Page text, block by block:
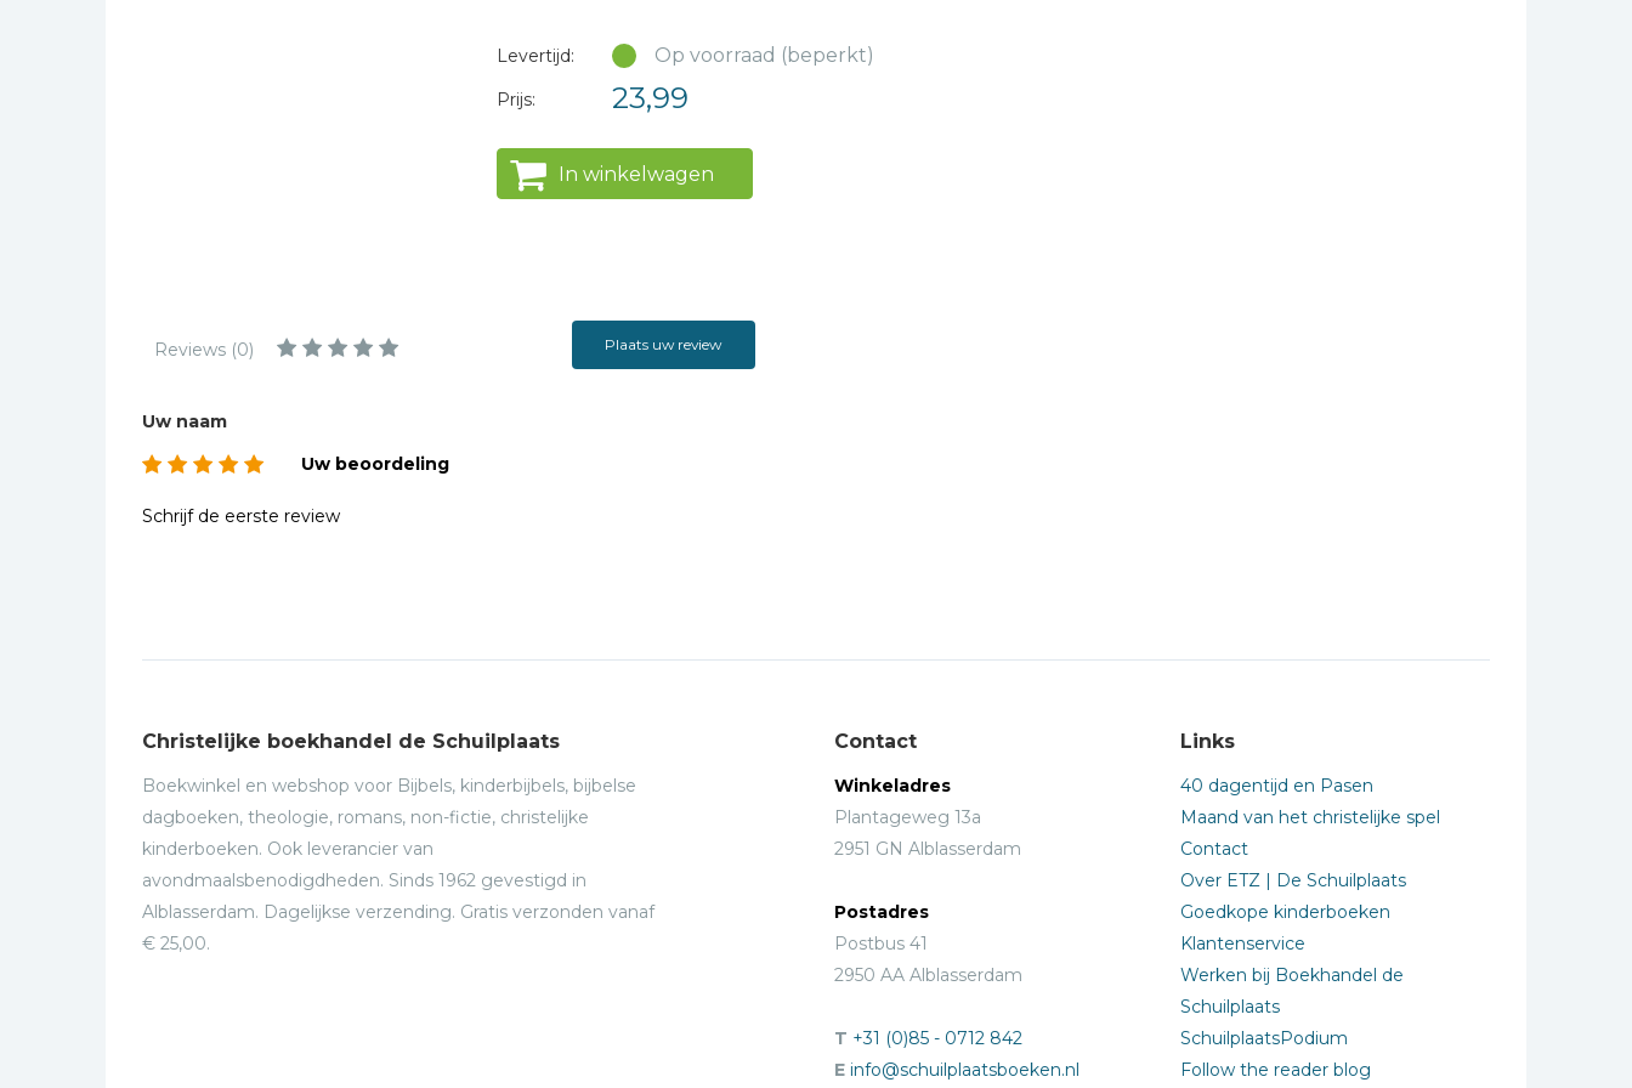
Levertijd: Op voorraad (beperkt)
Prijs: 23,99
In winkelwagen
Reviews (0) Plaats uw review
Uw naam
Uw beoordeling
Schrijf de eerste review
Christelijke boekhandel de Schuilplaats
Boekwinkel en webshop voor Bijbels, kinderbijbels, bijbelse
dagboeken, theologie, romans, non-fictie, christelijke
kinderboeken. Ook leverancier van
avondmaalsbenodigdheden. Sinds 1962 gevestigd in
Alblasserdam. Dagelijkse verzending. Gratis verzonden vanaf
€ 25,00.
Contact
Winkeladres
Plantageweg 13a
2951 GN Alblasserdam
Postadres
Postbus 41
2950 AA Alblasserdam
T +31 (0)85 - 0712 842
E info@schuilplaatsboeken.nl
Links
40 dagentijd en Pasen
Maand van het christelijke spel
Contact
Over ETZ | De Schuilplaats
Goedkope kinderboeken
Klantenservice
Werken bij Boekhandel de
Schuilplaats
SchuilplaatsPodium
Follow the reader blog